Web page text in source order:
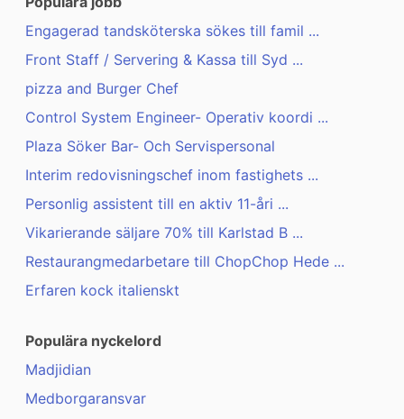
Engagerad tandsköterska sökes till famil ...
Front Staff / Servering & Kassa till Syd ...
pizza and Burger Chef
Control System Engineer- Operativ koordi ...
Plaza Söker Bar- Och Servispersonal
Interim redovisningschef inom fastighets ...
Personlig assistent till en aktiv 11-åri ...
Vikarierande säljare 70% till Karlstad B ...
Restaurangmedarbetare till ChopChop Hede ...
Erfaren kock italienskt
Populära nyckelord
Madjidian
Medborgaransvar